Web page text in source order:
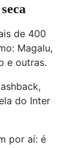
de 400
Magalu,
e outras.
do Inter
por aí: é